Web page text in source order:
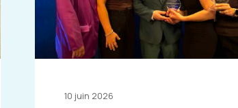
10 juin 2026